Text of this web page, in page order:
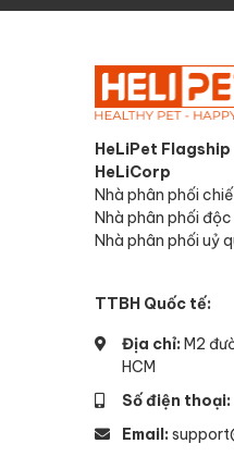
HeLiPet
HeLiCorp
Nhà phân phối
Nhà phân phối
Nhà phân phối uỷ
TTBH Quốc tế:
Địa chỉ: M2
HCM
Số điện thoại:
Email: